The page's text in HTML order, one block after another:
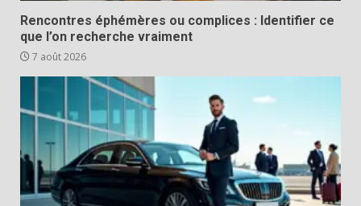
Rencontres éphémères ou complices : Identifier ce
que l’on recherche vraiment
7 août 2026